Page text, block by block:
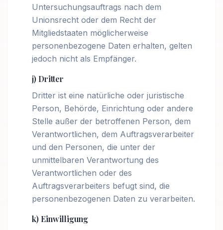
Untersuchungsauftrags nach dem
Unionsrecht oder dem Recht der
Mitgliedstaaten möglicherweise
personenbezogene Daten erhalten, gelten
jedoch nicht als Empfänger.
j) Dritter
Dritter ist eine natürliche oder juristische
Person, Behörde, Einrichtung oder andere
Stelle außer der betroffenen Person, dem
Verantwortlichen, dem Auftragsverarbeiter
und den Personen, die unter der
unmittelbaren Verantwortung des
Verantwortlichen oder des
Auftragsverarbeiters befugt sind, die
personenbezogenen Daten zu verarbeiten.
k) Einwilligung